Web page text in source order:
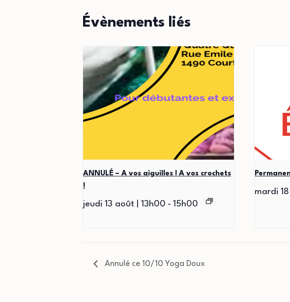
Évènements liés
ANNULÉ – A vos aiguilles ! A vos crochets
!
jeudi 13 août | 13h00 - 15h00
mardi
Annulé ce 10/10 Yoga Doux